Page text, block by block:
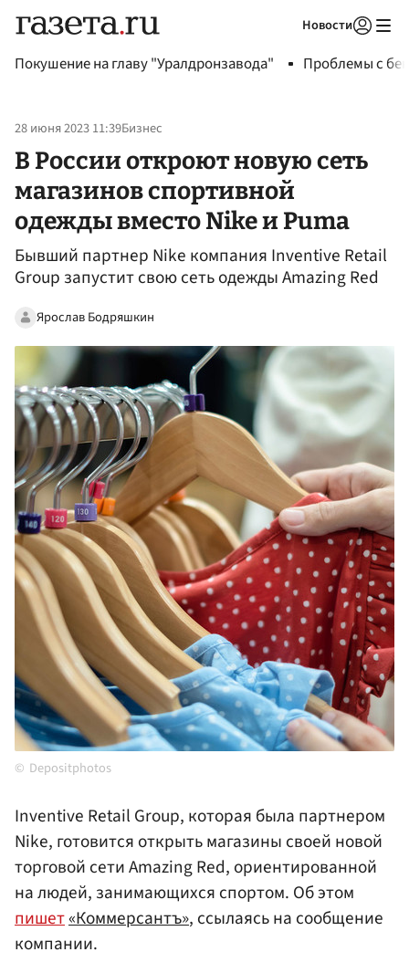
Новости
Покушение на главу "Уралдронзавода" Проблемы с
28 июня 2023 11:39Бизнес
В России откроют новую сеть
магазинов спортивной
одежды вместо Nike и Puma
Бывший партнер Nike компания Inventive Retail
Group запустит свою сеть одежды Amazing Red
Ярослав Бодряшкин
Depositphotos
Inventive Retail Group, которая была партнером
Nike, готовится открыть магазины своей новой
торговой сети Amazing Red, ориентированной
на людей, занимающихся спортом. Об этом
пишет«Коммерсантъ», ссылаясь на сообщение
компании.